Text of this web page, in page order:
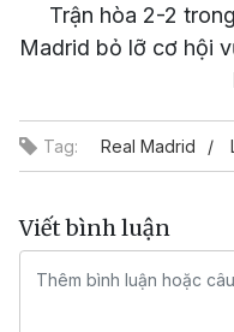
Trận hòa 2-2
Madrid bỏ lỡ cơ hội
Tag: Real Madrid
Viết bình luận